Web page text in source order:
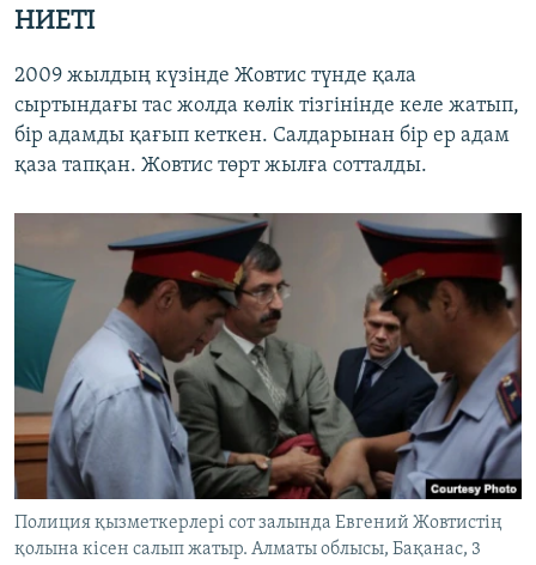
НИЕТІ
2009 жылдың күзінде Жовтис түнде қала
сыртындағы тас жолда көлік тізгінінде келе жатып,
бір адамды қағып кеткен. Салдарынан бір ер адам
қаза тапқан. Жовтис төрт жылға сотталды.
Полиция қызметкерлері сот залында Евгений Жовтистің
қолына кісен салып жатыр. Алматы облысы, Бақанас, 3